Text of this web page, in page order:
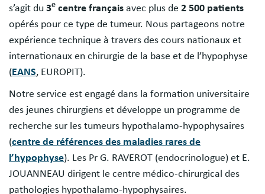
s’agit du 3e centre français avec plus de 2 500 patients
opérés pour ce type de tumeur. Nous partageons notre
expérience technique à travers des cours nationaux et
internationaux en chirurgie de la base et de l’hypophyse
(EANS, EUROPIT).
Notre service est engagé dans la formation universitaire
des jeunes chirurgiens et développe un programme de
recherche sur les tumeurs hypothalamo-hypophysaires
(centre de références des maladies rares de
l’hypophyse). Les Pr G. RAVEROT (endocrinologue) et E.
JOUANNEAU dirigent le centre médico-chirurgical des
pathologies hypothalamo-hypophysaires.